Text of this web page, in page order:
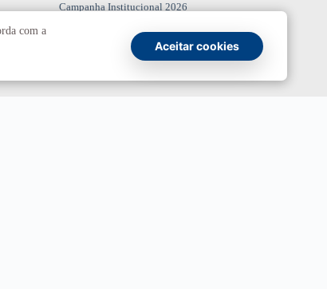
Campanha Institucional 2026
com a
Aceitar cookies